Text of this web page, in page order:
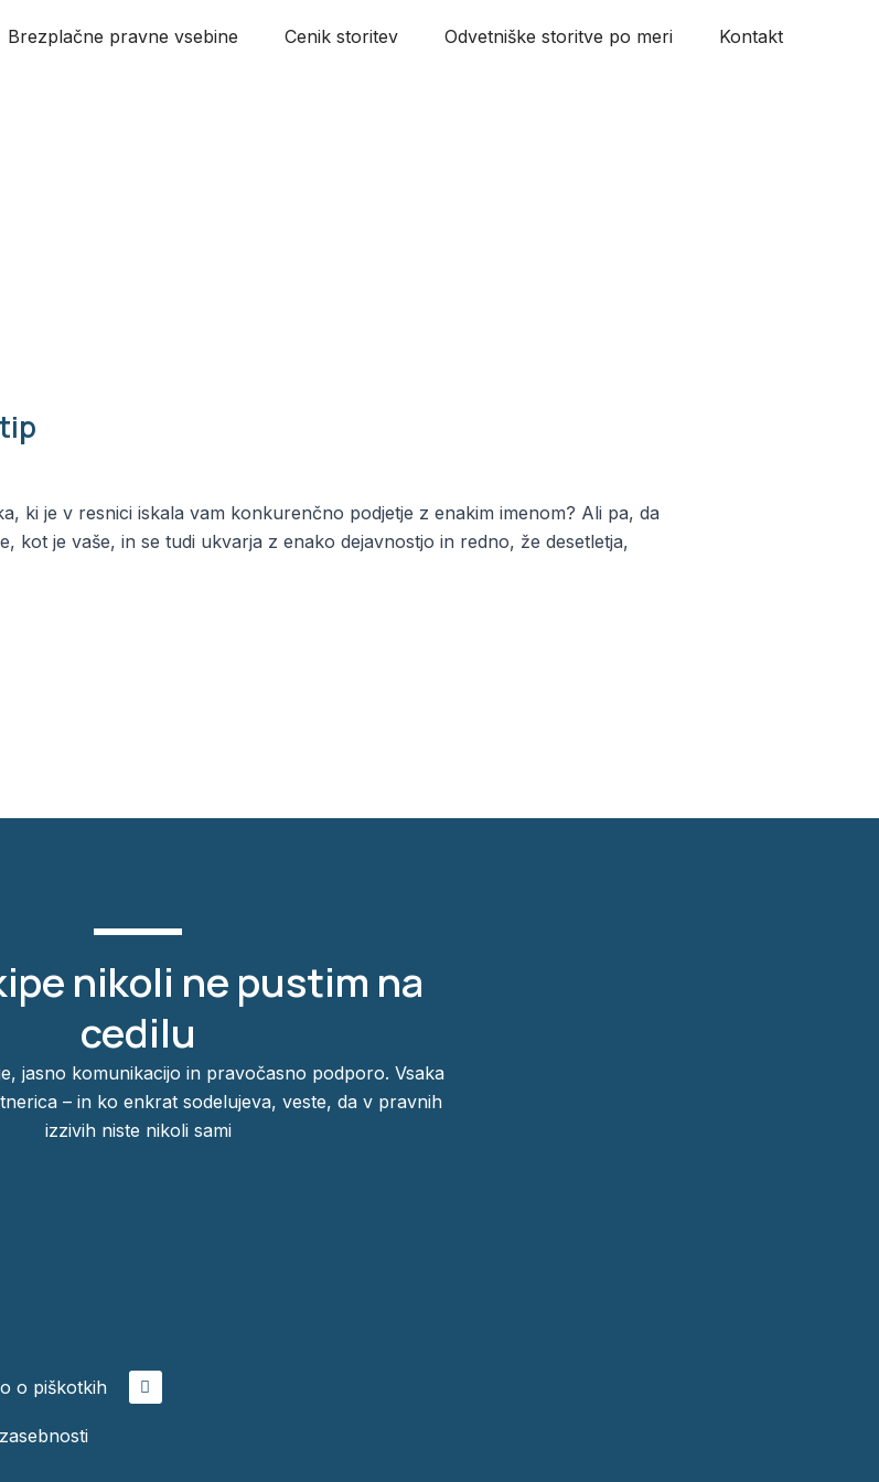
Brezplačne pravne vsebine Cenik storitev Odvetniške storitve po meri Kontakt
ki je v resnici iskala vam konkurenčno podjetje z enakim imenom? Ali pa, da
kot je vaše, in se tudi ukvarja z enako dejavnostjo in redno, že desetletja,
nikoli ne pustim na
cedilu
jasno komunikacijo in pravočasno podporo. Vsaka
– in ko enkrat sodelujeva, veste, da v pravnih
izzivih niste nikoli sami
o piškotkih
L
i
n